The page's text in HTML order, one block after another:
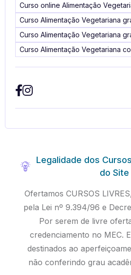
Legalidade dos
do Site
Ofertamos CURSOS
pela Lei nº 9.394/96 e
Por serem de livre
credenciamento no MEC.
destinados ao
não conferindo grau
Curso online Alimentação
Curso Alimentação Vegetariana
Curso Alimentação Vegetariana
Curso Alimentação Vegetariana